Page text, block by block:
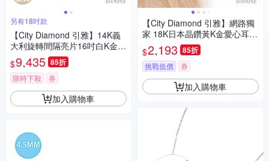
另有18吋款
【City Diamond 引雅】14K義
大利旋轉間隔亮片16吋白K金項
鍊(浮光流影系列)
$9,435 85折
限時下殺 券
加入購物車
【City Diamond 引雅】網路獨
家 18K日本晶鑽黃K金愛心耳
環-三色任選(東京Yuki系列)
$2,193 85折
挑戰低價 券
加入購物車